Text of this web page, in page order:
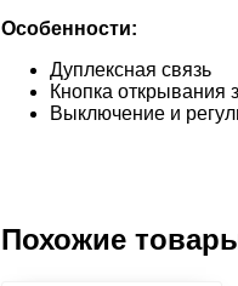
Особенности:
Дуплексная связь
Кнопка открывания
Выключение и
Похожие